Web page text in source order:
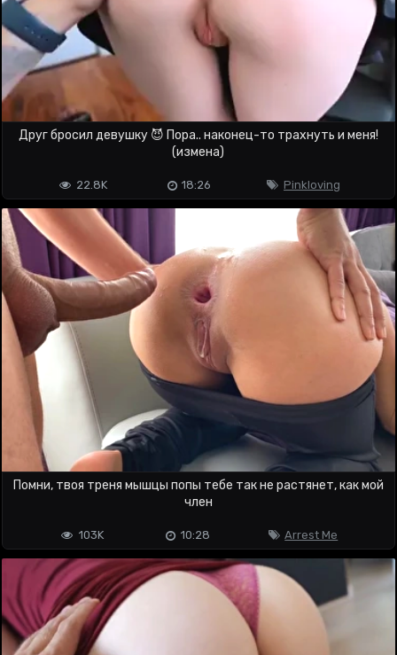
Друг бросил девушку 😈 Пора.. наконец-то трахнуть и меня!
(измена)
Pinkloving
18:26
22.8K
Помни, твоя треня мышцы попы тебе так не растянет, как мой
член
Arrest Me
10:28
103K